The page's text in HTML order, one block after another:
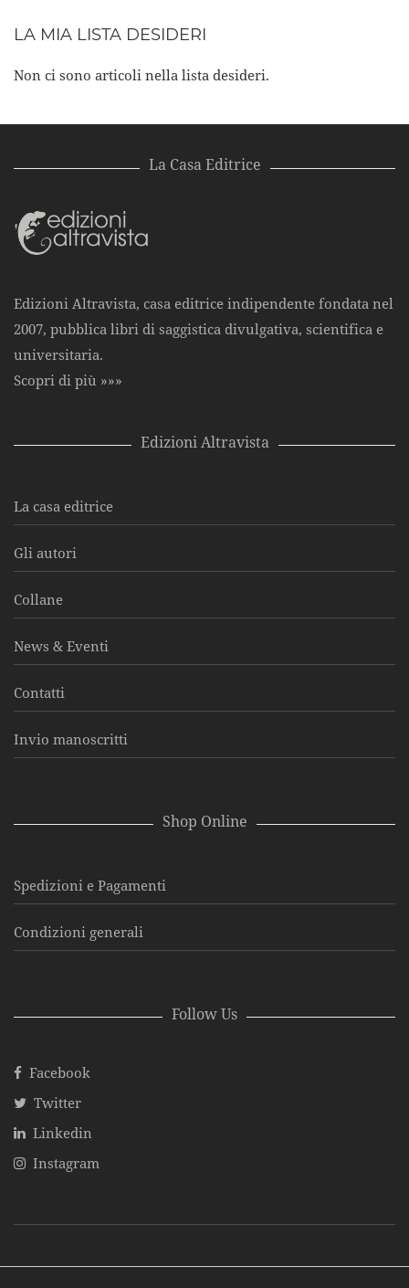
LA MIA LISTA DESIDERI
Non ci sono articoli nella lista desideri.
La Casa Editrice
Edizioni Altravista, casa editrice indipendente fondata nel
2007, pubblica libri di saggistica divulgativa, scientifica e
universitaria.
Scopri di più »»»
Edizioni Altravista
La casa editrice
Gli autori
Collane
News & Eventi
Contatti
Invio manoscritti
Shop Online
Spedizioni e Pagamenti
Condizioni generali
Follow Us
Facebook
Twitter
Linkedin
Instagram